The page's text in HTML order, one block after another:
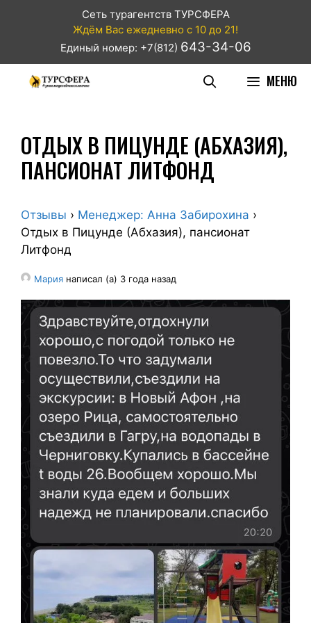
Сеть турагентств ТУРСФЕРА
Ждём Вас ежедневно с 10 до 21!
Единый номер: +7(812) 643-34-06
МЕНЮ
ОТДЫХ В ПИЦУНДЕ (АБХАЗИЯ),
ПАНСИОНАТ ЛИТФОНД
Отзывы › Менеджер: Анна Забирохина ›
Отдых в Пицунде (Абхазия), пансионат
Литфонд
Мария написал (а) 3 года назад